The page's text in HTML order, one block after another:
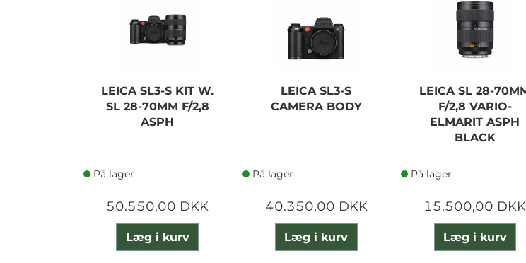
LEICA SL3-S KIT W.
SL 28-70MM F/2,8
ASPH
På lager
50.550,00 DKK
Læg i kurv
LEICA SL3-S
CAMERA BODY
På lager
40.350,00 DKK
Læg i kurv
LEICA SL 28-
F/2,8 VARIO-
ELMARIT ASPH
BLACK
På lager
15.500,00 DKK
Læg i kurv